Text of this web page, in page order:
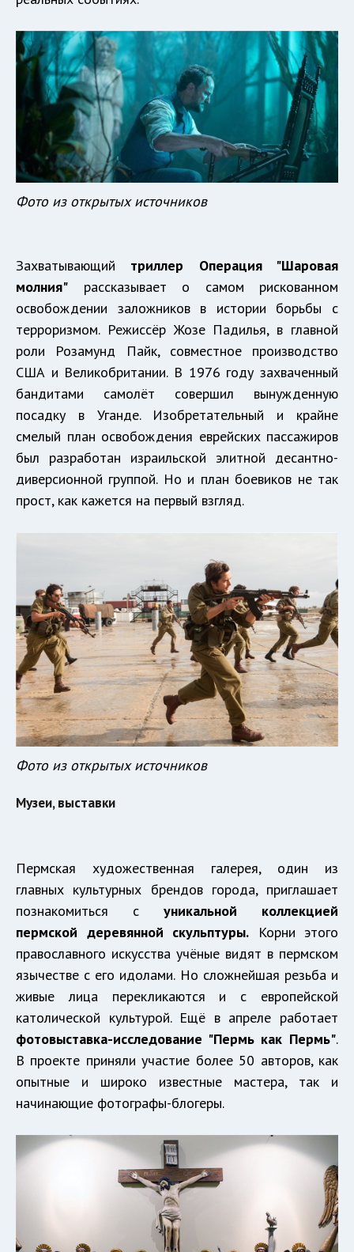
Фото из открытых источников
Захватывающий триллер Операция "Шаровая
молния" рассказывает о самом рискованном
освобождении заложников в истории борьбы с
терроризмом. Режиссёр Жозе Падилья, в главной
роли Розамунд Пайк, совместное производство
США и Великобритании. В 1976 году захваченный
бандитами самолёт совершил вынужденную
посадку в Уганде. Изобретательный и крайне
смелый план освобождения еврейских пассажиров
был разработан израильской элитной десантно-
диверсионной группой. Но и план боевиков не так
прост, как кажется на первый взгляд.
Фото из открытых источников
Музеи, выставки
Пермская художественная галерея, один из
главных культурных брендов города, приглашает
познакомиться с уникальной коллекцией
пермской деревянной скульптуры. Корни этого
православного искусства учёные видят в пермском
язычестве с его идолами. Но сложнейшая резьба и
живые лица перекликаются и с европейской
католической культурой. Ещё в апреле работает
фотовыставка-исследование "Пермь как Пермь".
В проекте приняли участие более 50 авторов, как
опытные и широко известные мастера, так и
начинающие фотографы-блогеры.